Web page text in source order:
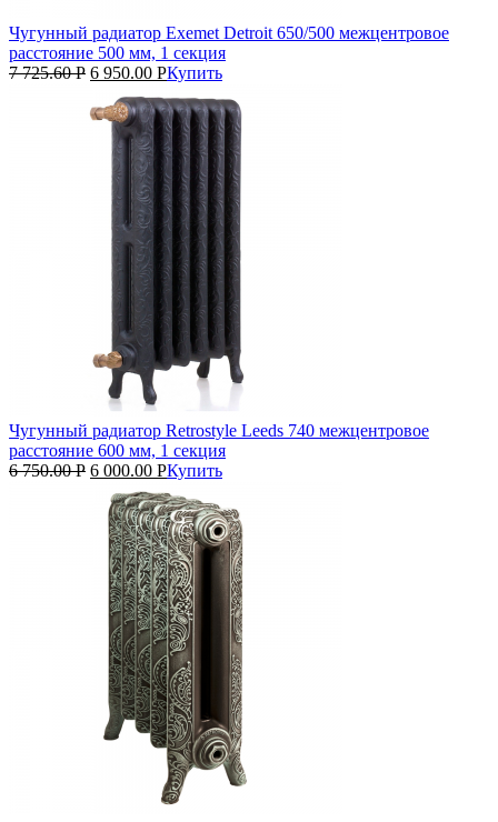
Чугунный радиатор Exemet Detroit 650/500 межцентровое
расстояние 500 мм, 1 секция
7 725.60Р 6 950.00 РКупить
Чугунный радиатор Retrostyle Leeds 740 межцентровое
расстояние 600 мм, 1 секция
6 750.00Р 6 000.00 РКупить